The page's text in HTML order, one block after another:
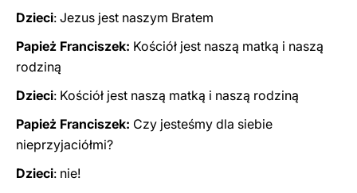
Dzieci: Jezus jest naszym Bratem
Papież Franciszek: Kościół jest naszą matką i naszą
rodziną
Dzieci: Kościół jest naszą matką i naszą rodziną
Papież Franciszek: Czy jesteśmy dla siebie
nieprzyjaciółmi?
Dzieci: nie!